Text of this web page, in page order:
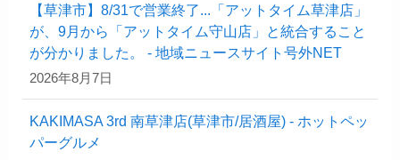
【草津市】8/31で営業終了...「アットタイム草津店」
が、9月から「アットタイム守山店」と統合すること
が分かりました。 - 地域ニュースサイト号外NET
2026年8月7日
KAKIMASA 3rd 南草津店(草津市/居酒屋) - ホットペッ
パーグルメ